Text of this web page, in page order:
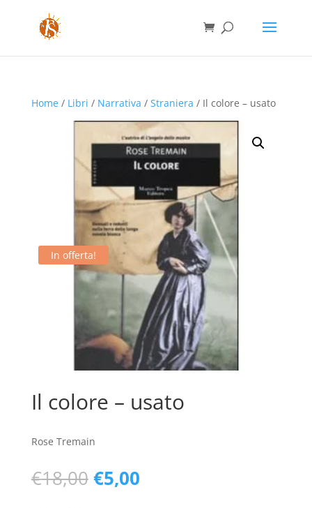
Home/ Libri / Narrativa / Straniera / Il colore – usato
In offerta!
Il colore – usato
Rose Tremain
€18,00 Il
prezzo
€5,00Il